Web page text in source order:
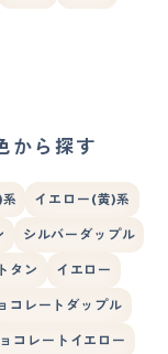
から探す
イエロー(黄)系
シルバーダップル
タン イエロー
コレートダップル
コレートイエロー